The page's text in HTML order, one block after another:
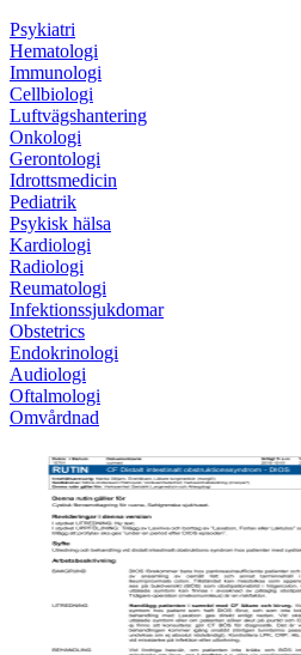
Psykiatri
Hematologi
Immunologi
Cellbiologi
Luftvägshantering
Onkologi
Gerontologi
Idrottsmedicin
Pediatrik
Psykisk hälsa
Kardiologi
Radiologi
Reumatologi
Infektionssjukdomar
Obstetrics
Endokrinologi
Audiologi
Oftalmologi
Omvårdnad